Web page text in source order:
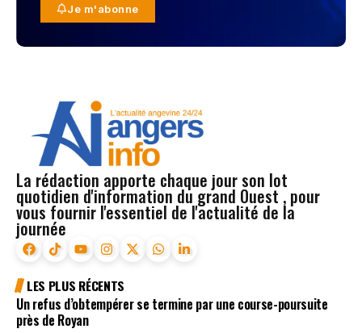
Je m'abonne
La rédaction apporte chaque jour son lot
quotidien d'information du grand Ouest , pour
vous fournir l'essentiel de l'actualité de la
journée
LES PLUS RÉCENTS
Un refus d’obtempérer se termine par une course-poursuite
près de Royan